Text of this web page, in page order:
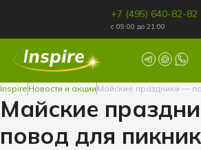
+7 (495) 640-82-82
с 09:00 до 21:00
Inspire Новости и акции Майские праздники —
Майские
повод для